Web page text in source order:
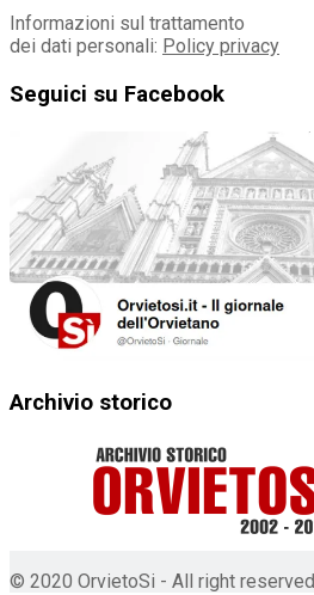
Informazioni sul trattamento
dei dati personali: Policy privacy
Seguici su Facebook
Archivio storico
© 2020 OrvietoSi - All right reserved